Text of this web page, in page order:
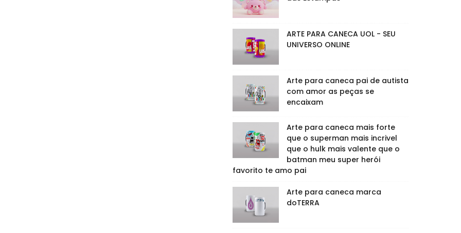
ARTE PARA CANECA UOL - SEU
UNIVERSO ONLINE
Arte para caneca pai de autista
com amor as peças se
encaixam
Arte para caneca mais forte
que o superman mais incrivel
que o hulk mais valente que o
batman meu super herói
favorito te amo pai
Arte para caneca marca
doTERRA